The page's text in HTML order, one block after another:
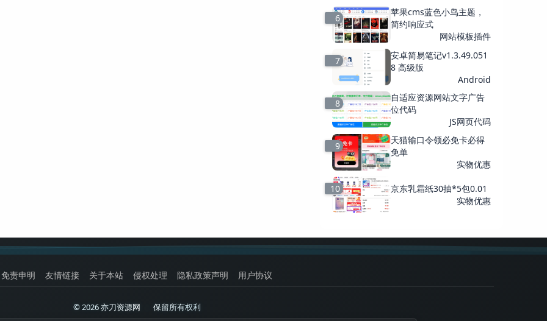
6
苹果cms蓝色小鸟主题，
简约响应式
网站模板插件
7
安卓简易笔记v1.3.49.051
8 高级版
Android
8
自适应资源网站文字广告
位代码
JS网页代码
9
天猫输口令领必免卡必得
免单
实物优惠
10
京东乳霜纸30抽*5包0.01
实物优惠
免责申明 友情链接 关于本站 侵权处理 隐私政策声明 用户协议
© 2026 亦刀资源网 保留所有权利